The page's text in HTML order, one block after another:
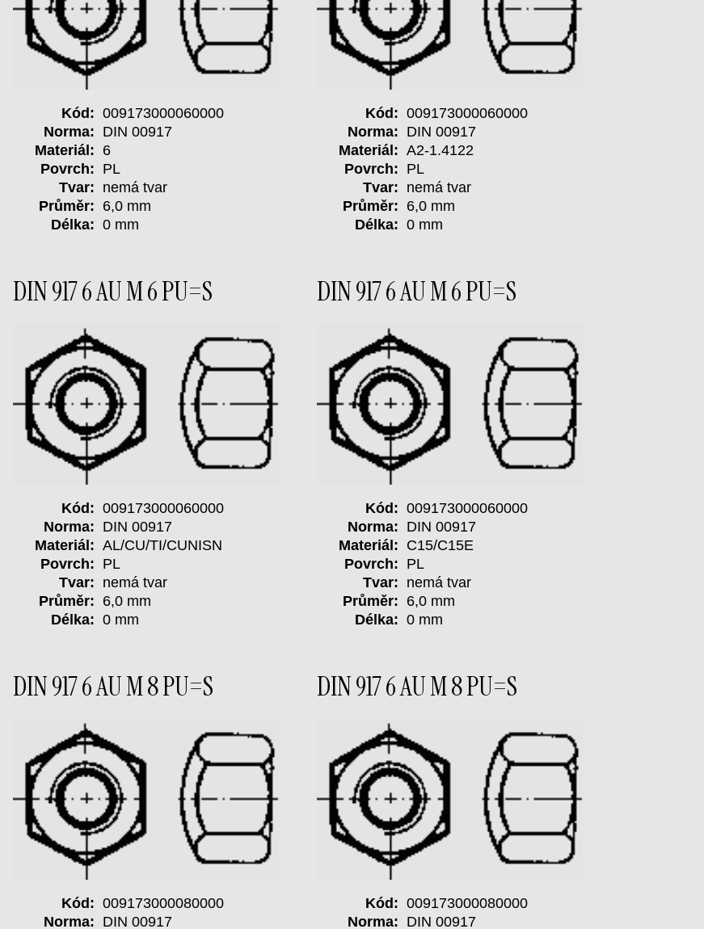
Kód: 009173000060000
Norma: DIN 00917
Materiál: 6
Povrch: PL
Tvar: nemá tvar
Průměr: 6,0 mm
Délka: 0 mm
Kód: 009173000060000
Norma: DIN 00917
Materiál: A2-1.4122
Povrch: PL
Tvar: nemá tvar
Průměr: 6,0 mm
Délka: 0 mm
DIN 917 6 AU M 6 PU=S
Kód: 009173000060000
Norma: DIN 00917
Materiál: AL/CU/TI/CUNISN
Povrch: PL
Tvar: nemá tvar
Průměr: 6,0 mm
Délka: 0 mm
DIN 917 6 AU M 6 PU=S
Kód: 009173000060000
Norma: DIN 00917
Materiál: C15/C15E
Povrch: PL
Tvar: nemá tvar
Průměr: 6,0 mm
Délka: 0 mm
DIN 917 6 AU M 8 PU=S
Kód: 009173000080000
Norma: DIN 00917
DIN 917 6 AU M 8 PU=S
Kód: 009173000080000
Norma: DIN 00917